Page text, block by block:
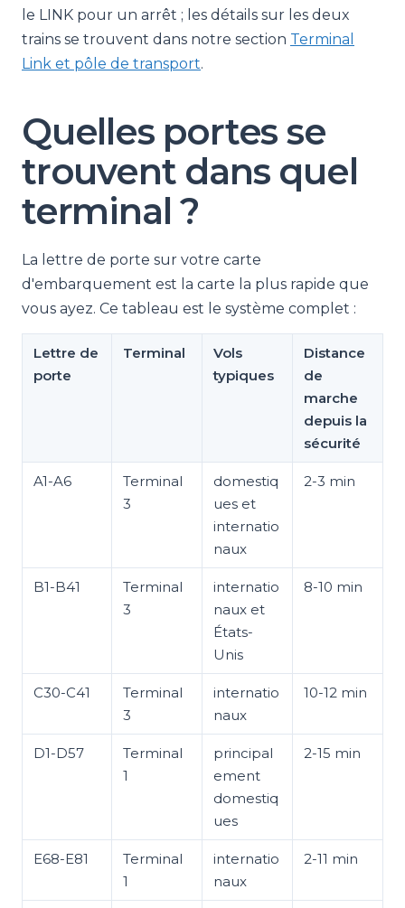
le LINK pour un arrêt ; les détails sur les deux
trains se trouvent dans notre section Terminal
Link et pôle de transport.
Quelles portes se
trouvent dans quel
terminal ?
La lettre de porte sur votre carte
d'embarquement est la carte la plus rapide que
vous ayez. Ce tableau est le système complet :
Lettre de
porte
Terminal
Vols
typiques
Distance
de
marche
depuis la
sécurité
A1-A6
Terminal
3
domestiq
ues et
internatio
naux
2-3 min
B1-B41
Terminal
3
internatio
naux et
États-
Unis
8-10 min
C30-C41
Terminal
3
internatio
naux
10-12 min
D1-D57
Terminal
1
principal
ement
domestiq
ues
2-15 min
E68-E81
Terminal
1
internatio
naux
2-11 min